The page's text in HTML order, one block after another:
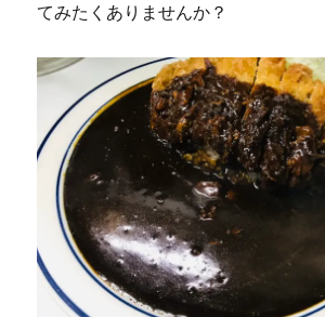
てみたくありませんか？